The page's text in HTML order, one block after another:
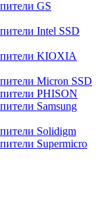
GS
Intel SSD
KIOXIA
Micron SSD
PHISON
Samsung
Solidigm
Supermicro